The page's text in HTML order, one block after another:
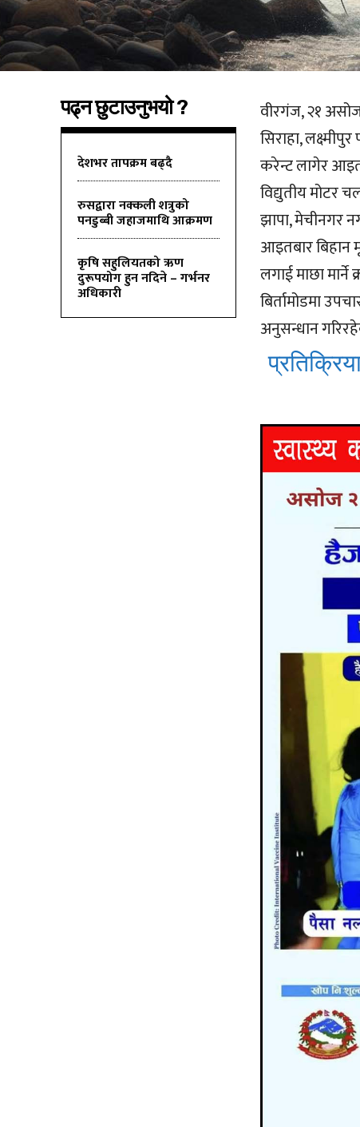
पढ्न छुटाउनुभयो ?
देशभर तापक्रम बढ्दै
रुसद्वारा नक्कली शत्रुको
पनडुब्बी जहाजमाथि आक्रमण
कृषि सहुलियतको ऋण
दुरूपयोग हुन नदिने – गर्भनर
अधिकारी
वीरगंज, २१
सिराहा,
करेन्ट लागेर
विद्युतीय मोटर
झापा, मेचीनगर
आइतबार बिहान
लगाई माछा
बिर्तामोडमा
अनुसन्धान